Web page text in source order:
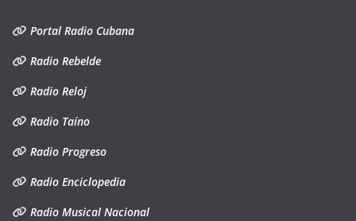
Portal Radio Cubana
Radio Rebelde
Radio Reloj
Radio Taíno
Radio Progreso
Radio Enciclopedia
Radio Musical Nacional